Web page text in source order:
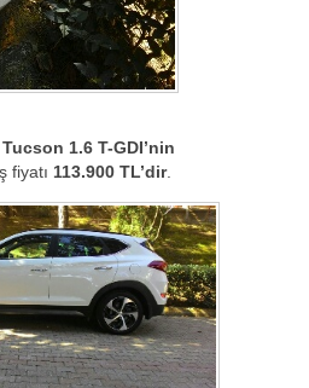
Tucson 1.6 T-GDI’nin
fiyatı 113.900 TL’dir.